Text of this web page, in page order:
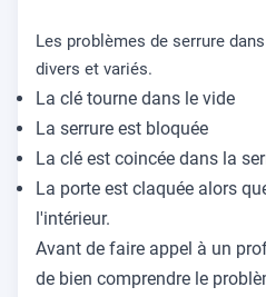
Les problèmes de serrure
divers et variés.
La clé tourne dans le vide
La serrure est bloquée
La clé est coincée dans la
La porte est claquée alors
l'intérieur.
Avant de faire appel à un
de bien comprendre le